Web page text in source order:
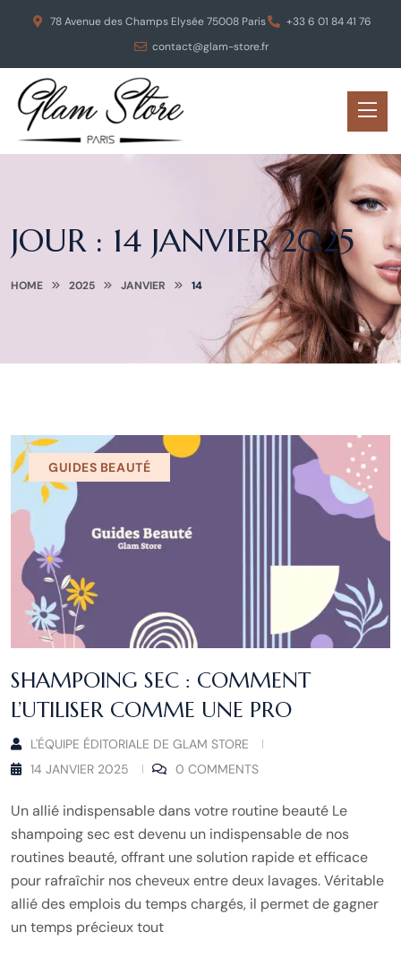
78 Avenue des Champs Elysée 75008 Paris
+33 6 01 84 41 76
contact@glam-store.fr
JOUR : 14 JANVIER 2025
HOME 2025 JANVIER 14
GUIDES BEAUTÉ
SHAMPOING SEC : COMMENT
L’UTILISER COMME UNE PRO
L'ÉQUIPE ÉDITORIALE DE GLAM STORE
14 JANVIER 2025
0 COMMENTS
Un allié indispensable dans votre routine beauté Le
shampoing sec est devenu un indispensable de nos
routines beauté, offrant une solution rapide et efficace
pour rafraîchir nos cheveux entre deux lavages. Véritable
allié des emplois du temps chargés, il permet de gagner
un temps précieux tout